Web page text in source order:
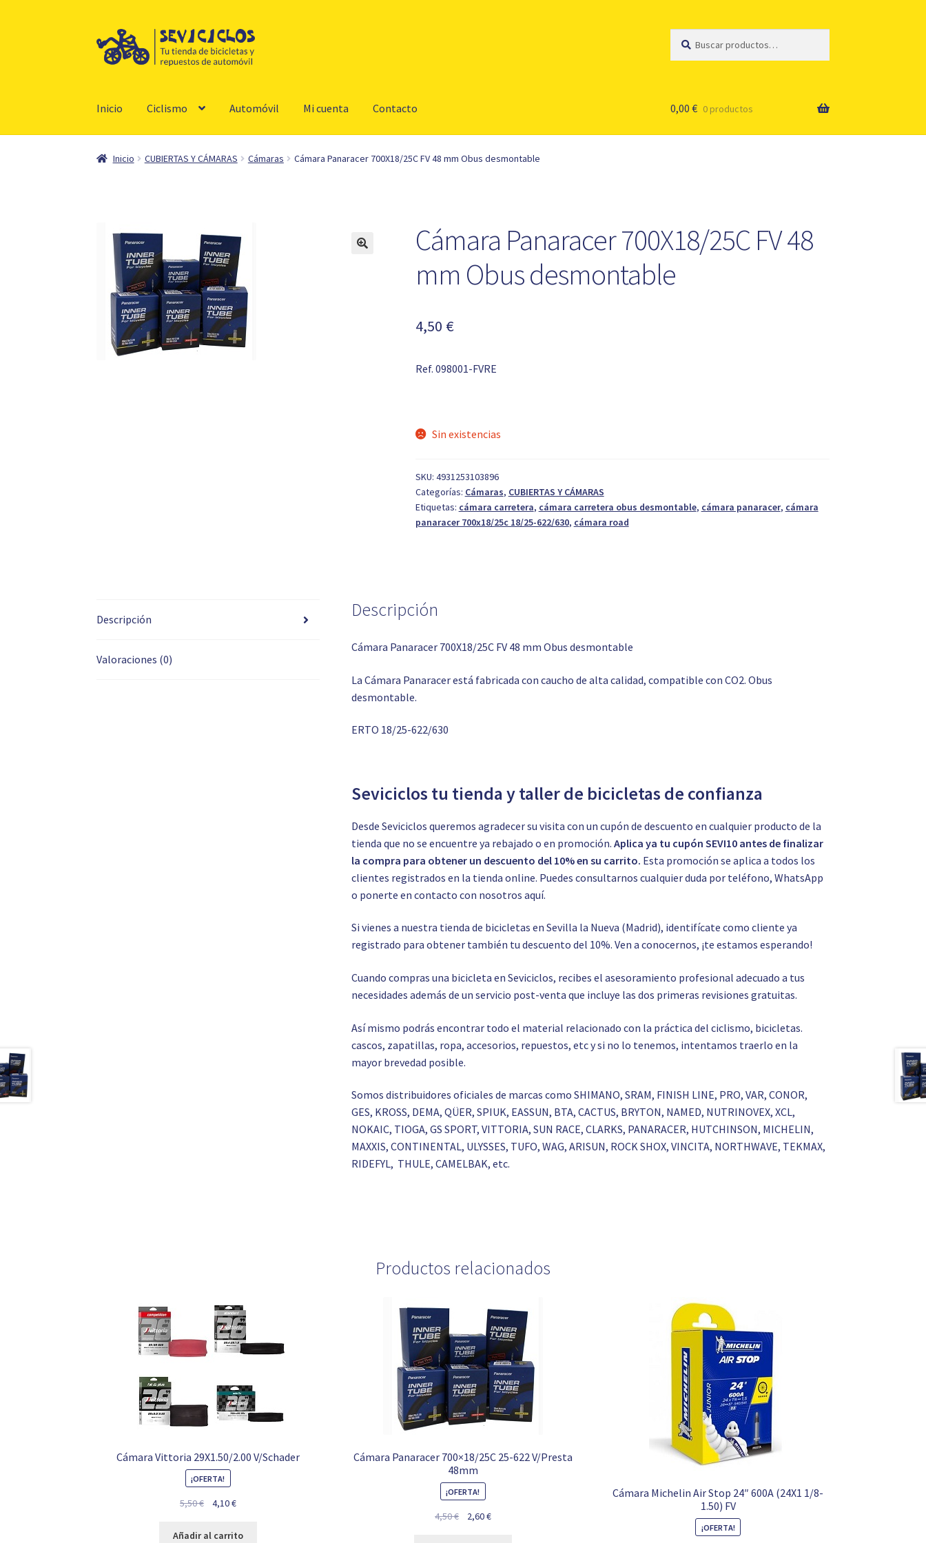
Ir
a
Ir
al
por:
Inicio Ciclismo Automóvil Mi cuenta Contacto 0,00 € 0 productos
Inicio CUBIERTAS Y CÁMARAS Cámaras Cámara Panaracer 700X18/25C FV 48 mm Obus desmontable
Cámara Panaracer 700X18/25C FV 48
mm Obus desmontable
4,50 €
Ref. 098001-FVRE
Sin existencias
SKU: 4931253103896
Categorías: Cámaras, CUBIERTAS Y CÁMARAS
Etiquetas: cámara carretera, cámara carretera obus desmontable, cámara panaracer, cámara
panaracer 700x18/25c 18/25-622/630, cámara road
Descripción
Valoraciones (0)
Descripción
Cámara Panaracer 700X18/25C FV 48 mm Obus desmontable
La Cámara Panaracer está fabricada con caucho de alta calidad, compatible con CO2. Obus
desmontable.
ERTO 18/25-622/630
Seviciclos tu tienda y taller de bicicletas de confianza
Desde Seviciclos queremos agradecer su visita con un cupón de descuento en cualquier producto de la
tienda que no se encuentre ya rebajado o en promoción.Aplica ya tu cupón SEVI10 antes de finalizar
la compra para obtener un descuento del 10% en su carrito. Esta promoción se aplica a todos los
clientes registrados en la tienda online. Puedes consultarnos cualquier duda por teléfono, WhatsApp
o ponerte en contacto con nosotrosaquí.
Si vienes a nuestra tienda de bicicletas en Sevilla la Nueva (Madrid), identifícate como cliente ya
registrado para obtener también tu descuento del 10%. Ven a conocernos, ¡te estamos esperando!
Cuando compras una bicicleta en Seviciclos, recibes el asesoramiento profesional adecuado a tus
necesidades además de un servicio post-venta que incluye las dos primeras revisiones gratuitas.
Así mismo podrás encontrar todo el material relacionado con la práctica del ciclismo, bicicletas.
cascos, zapatillas, ropa, accesorios, repuestos, etc y si no lo tenemos, intentamos traerlo en la
mayor brevedad posible.
Somos distribuidores oficiales de marcas como SHIMANO, SRAM, FINISH LINE, PRO, VAR, CONOR,
GES, KROSS, DEMA, QÜER, SPIUK, EASSUN, BTA, CACTUS, BRYTON, NAMED, NUTRINOVEX, XCL,
NOKAIC, TIOGA, GS SPORT, VITTORIA, SUN RACE, CLARKS, PANARACER, HUTCHINSON, MICHELIN,
MAXXIS, CONTINENTAL, ULYSSES, TUFO, WAG, ARISUN, ROCK SHOX, VINCITA, NORTHWAVE, TEKMAX,
RIDEFYL, THULE, CAMELBAK, etc.
Productos relacionados
Cámara Vittoria 29X1.50/2.00 V/Schader
¡OFERTA!
5,50€
El
original
4,10€El
actual
Añadir al carrito
Cámara Panaracer 700×18/25C 25-622 V/Presta
48mm
¡OFERTA!
4,50€ 2,60€El
Cámara Michelin Air Stop 24″ 600A (24X1 1/8-
1.50) FV
¡OFERTA!